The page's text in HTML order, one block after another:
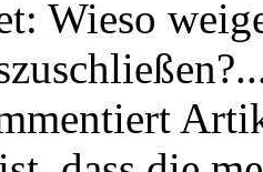
Wieso